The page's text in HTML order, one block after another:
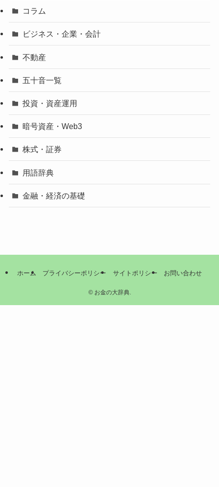
コラム
ビジネス・企業・会計
不動産
五十音一覧
投資・資産運用
暗号資産・Web3
株式・証券
用語辞典
金融・経済の基礎
ホーム プライバシーポリシー サイトポリシー お問い合わせ
©お金の大辞典.